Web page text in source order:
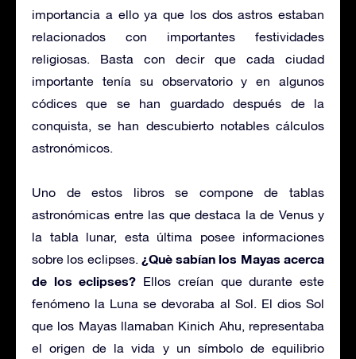
importancia a ello ya que los dos astros estaban
relacionados con importantes festividades
religiosas. Basta con decir que cada ciudad
importante tenía su observatorio y en algunos
códices que se han guardado después de la
conquista, se han descubierto notables cálculos
astronómicos.
Uno de estos libros se compone de tablas
astronómicas entre las que destaca la de Venus y
la tabla lunar, esta última posee informaciones
sobre los eclipses. ¿Què sabían los Mayas acerca
de los eclipses? Ellos creían que durante este
fenómeno la Luna se devoraba al Sol. El dios Sol
que los Mayas llamaban Kinich Ahu, representaba
el origen de la vida y un símbolo de equilibrio